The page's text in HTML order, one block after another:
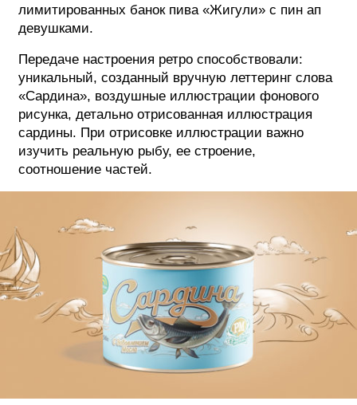
лимитированных банок пива «Жигули» с пин ап
девушками.
Передаче настроения ретро способствовали:
уникальный, созданный вручную леттеринг слова
«Сардина», воздушные иллюстрации фонового
рисунка, детально отрисованная иллюстрация
сардины. При отрисовке иллюстрации важно
изучить реальную рыбу, ее строение,
соотношение частей.